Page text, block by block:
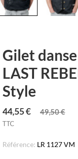
Gilet
LAST
Style
44,55 € 49,50 €
TTC
Référence: LR 1127 VM